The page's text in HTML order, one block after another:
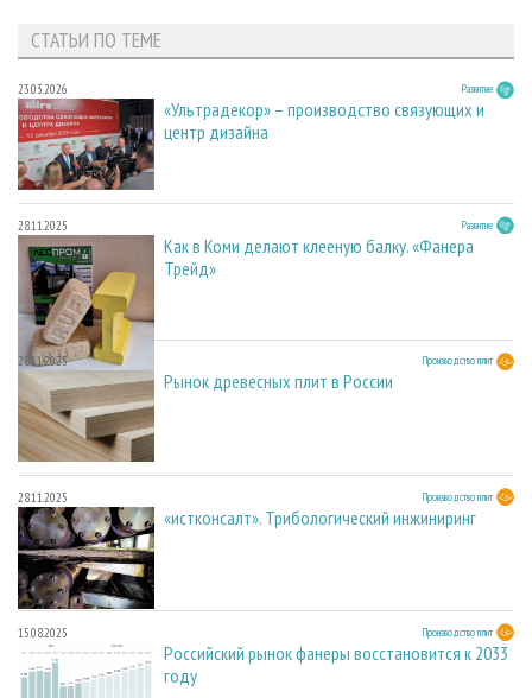
СТАТЬИ ПО ТЕМЕ
23.03.2026 Развитие
«Ультрадекор» – производство связующих и
центр дизайна
28.11.2025 Развитие
Как в Коми делают клееную балку. «Фанера
Трейд»
28.11.2025 Производство плит
Рынок древесных плит в России
28.11.2025 Производство плит
«истконсалт». Трибологический инжиниринг
15.08.2025 Производство плит
Российский рынок фанеры восстановится к 2033
году